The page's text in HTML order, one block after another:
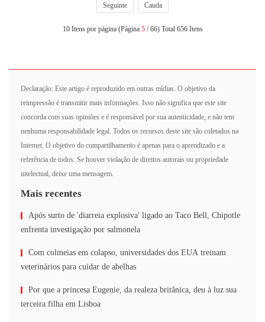
Seguinte Cauda
10 Itens por página (Página 5/ 66) Total 656 Itens
Declaração: Este artigo é reproduzido em outras mídias. O objetivo da
reimpressão é transmitir mais informações. Isso não significa que este site
concorda com suas opiniões e é responsável por sua autenticidade, e não tem
nenhuma responsabilidade legal. Todos os recursos deste site são coletados na
Internet. O objetivo do compartilhamento é apenas para o aprendizado e a
referência de todos. Se houver violação de direitos autorais ou propriedade
intelectual, deixe uma mensagem.
Mais recentes
Após surto de 'diarreia explosiva' ligado ao Taco Bell, Chipotle
enfrenta investigação por salmonela
Com colmeias em colapso, universidades dos EUA treinam
veterinários para cuidar de abelhas
Por que a princesa Eugenie, da realeza britânica, deu à luz sua
terceira filha em Lisboa